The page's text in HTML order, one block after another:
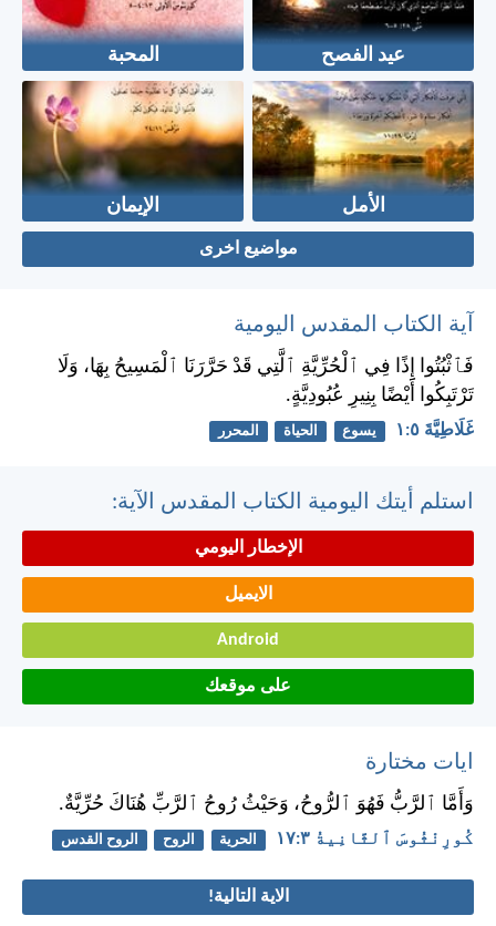
عيد الفصح المحبة
الأمل الإيمان
مواضيع اخرى
آية الكتاب المقدس اليومية
فَٱثْبُتُوا إِذًا فِي ٱلْحُرِّيَّةِ ٱلَّتِي قَدْ حَرَّرَنَا ٱلْمَسِيحُ بِهَا، وَلَا
تَرْتَبِكُوا أَيْضًا بِنِيرِ عُبُودِيَّةٍ.
غَلَاطِيَّةَ ٥:‏١ يسوع الحياة المحرر
استلم أيتك اليومية الكتاب المقدس الآية:
الإخطار اليومي
الايميل
Android
على موقعك
ايات مختارة
وَأَمَّا ٱلرَّبُّ فَهُوَ ٱلرُّوحُ، وَحَيْثُ رُوحُ ٱلرَّبِّ هُنَاكَ حُرِّيَّةٌ.
كُورِنْثُوسَ ٱلثَّانِيةُ ٣:‏١٧ الحرية الروح الروح القدس
الاية التالية!